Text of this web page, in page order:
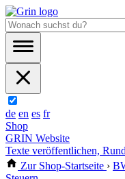
de en es fr
Shop
GRIN Website
Texte veröffentlichen,
Zur Shop-Startseite ›